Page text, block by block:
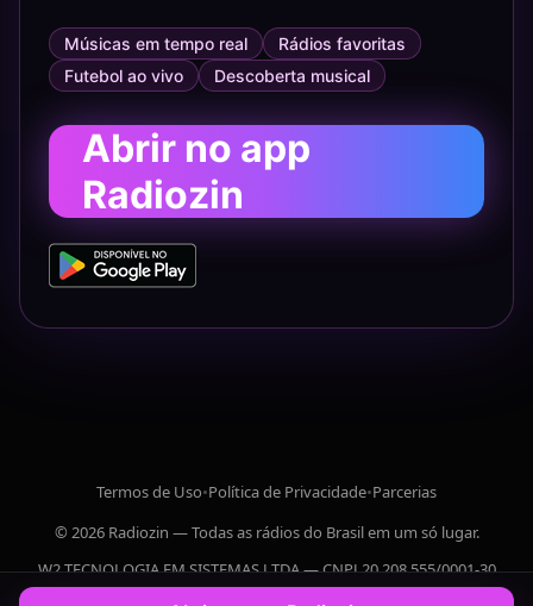
Músicas em tempo real
Rádios favoritas
Futebol ao vivo
Descoberta musical
Abrir no app
Radiozin
Termos de Uso•Política de Privacidade•Parcerias
© 2026 Radiozin — Todas as rádios do Brasil em um só lugar.
W2 TECNOLOGIA EM SISTEMAS LTDA — CNPJ 20.208.555/0001-30